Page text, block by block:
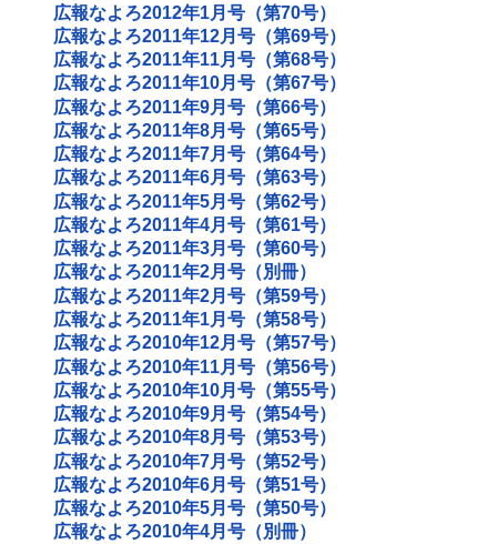
広報なよろ2012年1月号（第70号）
広報なよろ2011年12月号（第69号）
広報なよろ2011年11月号（第68号）
広報なよろ2011年10月号（第67号）
広報なよろ2011年9月号（第66号）
広報なよろ2011年8月号（第65号）
広報なよろ2011年7月号（第64号）
広報なよろ2011年6月号（第63号）
広報なよろ2011年5月号（第62号）
広報なよろ2011年4月号（第61号）
広報なよろ2011年3月号（第60号）
広報なよろ2011年2月号（別冊）
広報なよろ2011年2月号（第59号）
広報なよろ2011年1月号（第58号）
広報なよろ2010年12月号（第57号）
広報なよろ2010年11月号（第56号）
広報なよろ2010年10月号（第55号）
広報なよろ2010年9月号（第54号）
広報なよろ2010年8月号（第53号）
広報なよろ2010年7月号（第52号）
広報なよろ2010年6月号（第51号）
広報なよろ2010年5月号（第50号）
広報なよろ2010年4月号（別冊）